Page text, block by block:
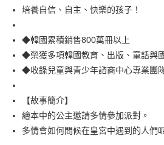
培養自信、自主、快樂的孩子！
◆韓國累積銷售800萬冊以上
◆榮獲多項韓國教育、出版、童話與
◆收錄兒童與青少年諮商中心專業團
【故事簡介】
繪本中的公主邀請多情參加派對。
多情會如何問候在皇宮中遇到的人們